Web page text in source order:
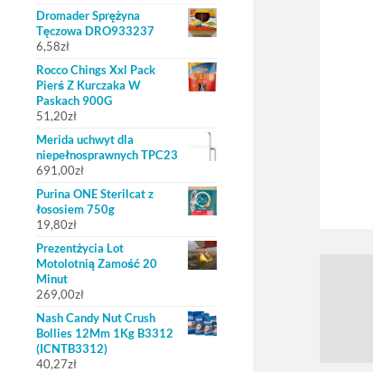
Dromader Sprężyna
Tęczowa DRO933237
6,58zł
Rocco Chings Xxl Pack
Pierś Z Kurczaka W
Paskach 900G
51,20zł
Merida uchwyt dla
niepełnosprawnych TPC23
691,00zł
Purina ONE Sterilcat z
łososiem 750g
19,80zł
Prezentżycia Lot
Motolotnią Zamość 20
Minut
269,00zł
Nash Candy Nut Crush
Bollies 12Mm 1Kg B3312
(ICNTB3312)
40,27zł